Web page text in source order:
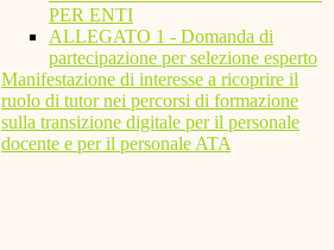
PER ENTI
ALLEGATO 1 - Domanda di
partecipazione per selezione esperto
Manifestazione di interesse a ricoprire il
ruolo di tutor nei percorsi di formazione
sulla transizione digitale per il personale
docente e per il personale ATA